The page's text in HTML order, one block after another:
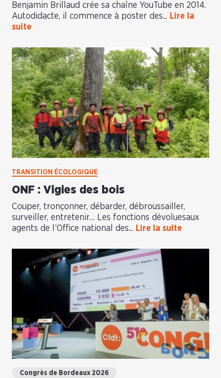
Benjamin Brillaud crée sa chaîne YouTube en 2014.
Autodidacte, il commence à poster des... Lire la
suite
TRANSITION ÉCOLOGIQUE
ONF : Vigies des bois
Couper, tronçonner, débarder, débroussailler,
surveiller, entretenir… Les fonctions dévoluesaux
agents de l’Office national des... Lire la suite
Congrès de Bordeaux 2026